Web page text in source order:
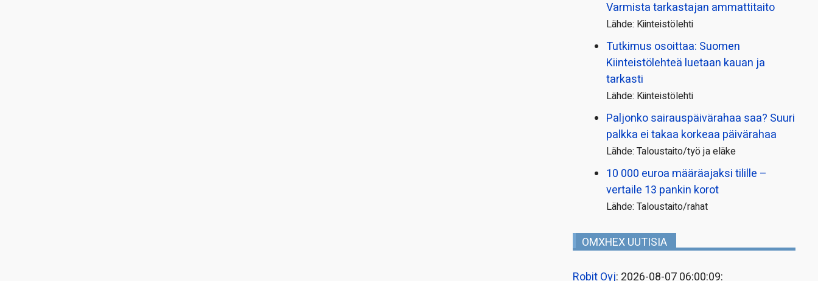
Varmista tarkastajan ammattitaito
Lähde: Kiinteistölehti
Tutkimus osoittaa: Suomen
Kiinteistölehteä luetaan kauan ja
tarkasti
Lähde: Kiinteistölehti
Paljonko sairauspäivä­rahaa saa? Suuri
palkka ei takaa korkeaa päivärahaa
Lähde: Taloustaito/työ ja eläke
10 000 euroa määräajaksi tilille –
vertaile 13 pankin korot
Lähde: Taloustaito/rahat
OMXHEX UUTISIA
Robit Oyj: 2026-08-07 06:00:09: